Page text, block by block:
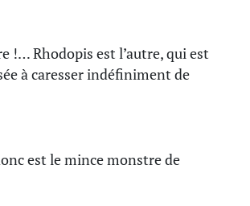
!… Rhodopis est l’autre, qui est
à caresser indéfiniment de
est le mince monstre de